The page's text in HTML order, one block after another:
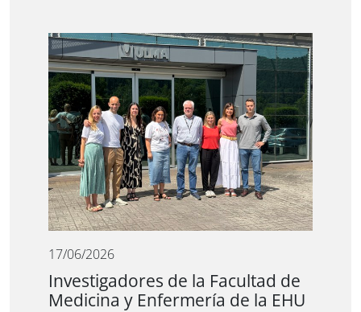
17/06/2026
Investigadores de la Facultad de
Medicina y Enfermería de la EHU